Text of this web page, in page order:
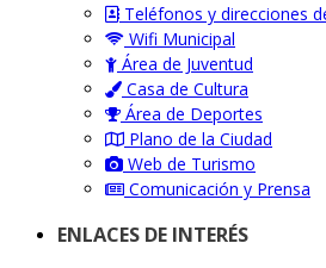
Teléfonos y direcciones
Wifi Municipal
Área de Juventud
Casa de Cultura
Área de Deportes
Plano de la Ciudad
Web de Turismo
Comunicación y Prensa
ENLACES DE INTERÉS